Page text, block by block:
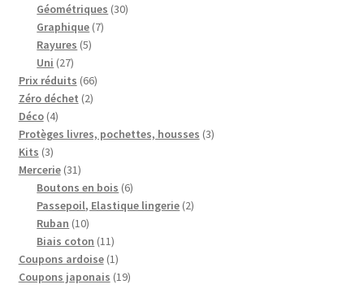
produits
Géométriques 3030
Graphique 77
Rayures 55
Uni 2727
produits
Prix réduits 6666
Zéro déchet 22
Déco 44
produits
Protèges livres, pochettes, housses 33
Kits 33
produits
Mercerie 3131
produits
Boutons en bois 66
produits
Passepoil, Elastique lingerie 22
Ruban 1010
produits
Biais coton 1111
produits
Coupons ardoise 11
produit
Coupons japonais 1919